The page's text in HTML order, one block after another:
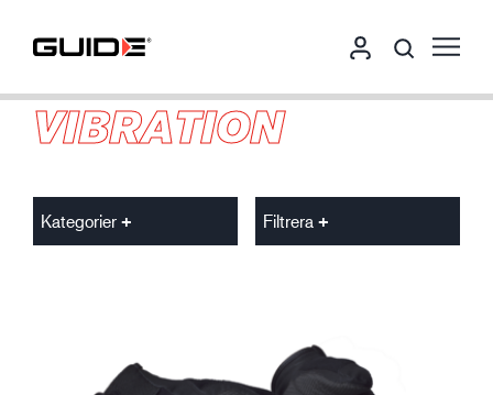
VIBRATION
Kategorier Filtrera